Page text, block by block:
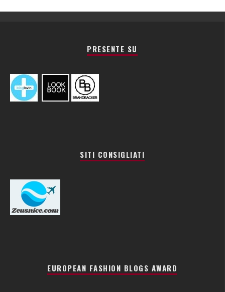
PRESENTE SU
SITI CONSIGLIATI
EUROPEAN FASHION BLOGS AWARD